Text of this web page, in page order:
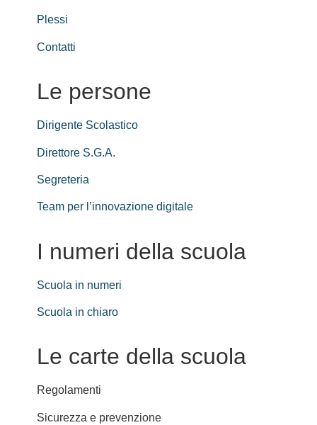
Plessi
Contatti
Le persone
Dirigente Scolastico
Direttore S.G.A.
Segreteria
Team per l’innovazione digitale
I numeri della scuola
Scuola in numeri
Scuola in chiaro
Le carte della scuola
Regolamenti
Sicurezza e prevenzione